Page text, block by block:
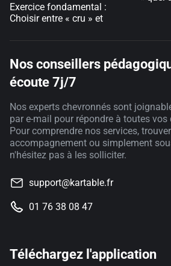
Exercice fondamental :
Choisir entre « cru » et
Nos conseillers
écoute 7j/7
Nos experts chevronnés sont
par e-mail pour répondre à toutes vos
Pour comprendre nos services,
accompagnement ou simplement
n'hésitez pas à les solliciter.
support@kartable.fr
01 76 38 08 47
Téléchargez l'application